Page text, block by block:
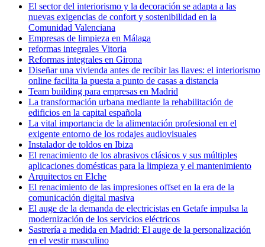
El sector del interiorismo y la decoración se adapta a las
nuevas exigencias de confort y sostenibilidad en la
Comunidad Valenciana
Empresas de limpieza en Málaga
reformas integrales Vitoria
Reformas integrales en Girona
Diseñar una vivienda antes de recibir las llaves: el interiorismo
online facilita la puesta a punto de casas a distancia
Team building para empresas en Madrid
La transformación urbana mediante la rehabilitación de
edificios en la capital española
La vital importancia de la alimentación profesional en el
exigente entorno de los rodajes audiovisuales
Instalador de toldos en Ibiza
El renacimiento de los abrasivos clásicos y sus múltiples
aplicaciones domésticas para la limpieza y el mantenimiento
Arquitectos en Elche
El renacimiento de las impresiones offset en la era de la
comunicación digital masiva
El auge de la demanda de electricistas en Getafe impulsa la
modernización de los servicios eléctricos
Sastrería a medida en Madrid: El auge de la personalización
en el vestir masculino